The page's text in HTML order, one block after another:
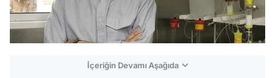
İçeriğin Devamı Aşağıda